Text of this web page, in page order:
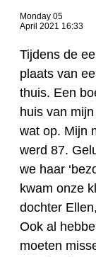
Monday 05
April 2021 16:33
Tijdens de
plaats van
thuis. Een
huis van
wat op. Mijn
werd 87.
we haar
kwam onze
dochter
Ook al
moeten